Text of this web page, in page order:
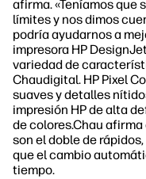
afirma. «Teníamos que
límites y nos dimos
podría ayudarnos a
impresora HP
variedad de
Chaudigital. HP Pixel
suaves y detalles
impresión HP de alta
de colores.Chau
son el doble de
que el cambio
tiempo.